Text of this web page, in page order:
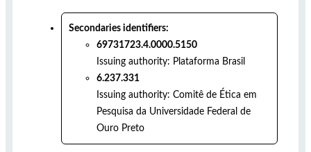
Secondaries identifiers:
69731723.4.0000.5150
Issuing authority: Plataforma Brasil
6.237.331
Issuing authority: Comitê de Ética em
Pesquisa da Universidade Federal de
Ouro Preto